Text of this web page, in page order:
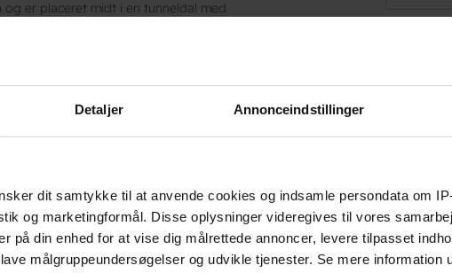
Detaljer Annonceindstillinger
dit samtykke til at anvende cookies og indsamle persondata om
og marketingformål. Disse oplysninger videregives til vores
på din enhed for at vise dig målrettede annoncer, levere tilpasset
målgruppeundersøgelser og udvikle tjenester. Se mere information
er placeret midt i en tunneldal med
og domkirken ligger Danhostel
tv-stue, trådløst internet,
Og så er der en skøn park, hvor I kan
i form af en ’Fuglsang’, lej en kano på
sejl med, Dambåden "Dorthea eller